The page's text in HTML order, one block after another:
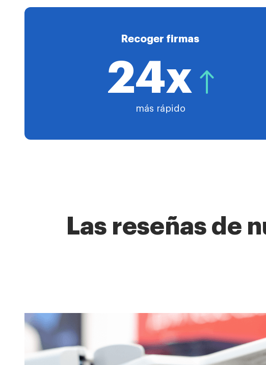
Recoger firmas
24x
más rápido
Las reseñas de